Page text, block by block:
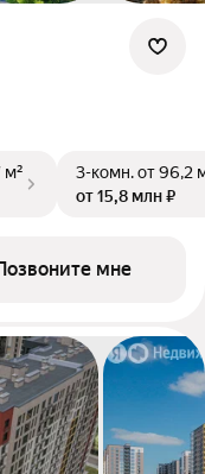
м²
3-комн.от 96,2
от 15,8 млн ₽
мне